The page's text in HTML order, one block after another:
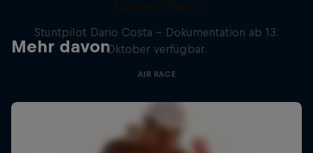
Mehr davon
Stuntpilot Dario Costa - Dokumentation ab 13.
Oktober verfügbar.
AIR RACE